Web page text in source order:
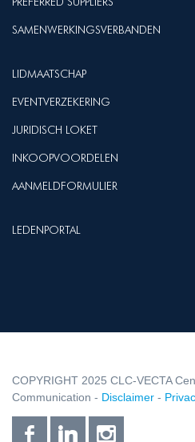
SAMENWERKINGSVERBANDEN
LIDMAATSCHAP
EVENTVERZEKERING
JURIDISCH LOKET
INKOOPVOORDELEN
AANMELDFORMULIER
LEDENPORTAL
COPYRIGHT 2025 CLC-VECTA
Communication - Disclaimer -